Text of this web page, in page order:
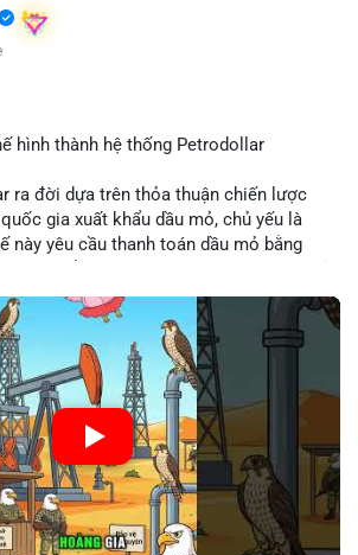
đầy đủ tại dòng thời gian của Vlike.vn!
hình thành hệ thống Petrodollar
ra đời dựa trên thỏa thuận chiến lược
gia xuất khẩu dầu mỏ, chủ yếu là
này yêu cầu thanh toán dầu mỏ bằng
mại quốc tế. Sự thống trị của
trò then chốt trong việc củng cố sức
ảnh hưởng trực tiếp đến dòng vốn toàn
tại: